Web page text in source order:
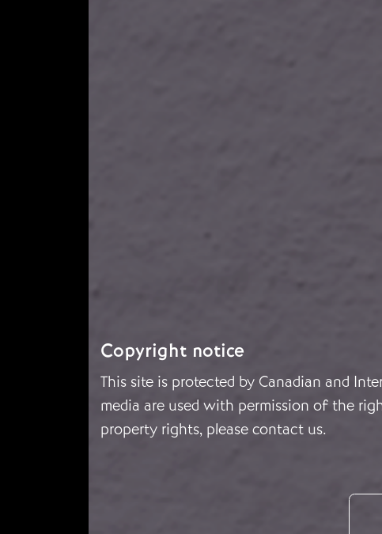
Copyright notice
This site is protected by Canadian and
media are used with permission of the
property rights, please contact us.